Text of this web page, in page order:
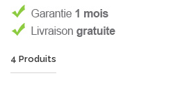
4 Produits